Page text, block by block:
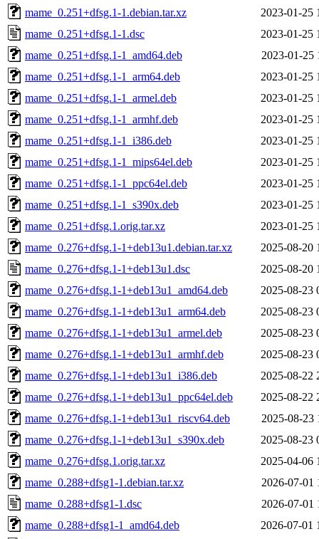
mame_0.251+dfsg.1-1.debian.tar.xz
2023-01-25
mame_0.251+dfsg.1-1.dsc
2023-01-25
mame_0.251+dfsg.1-1_amd64.deb
2023-01-25
mame_0.251+dfsg.1-1_arm64.deb
2023-01-25
mame_0.251+dfsg.1-1_armel.deb
2023-01-25
mame_0.251+dfsg.1-1_armhf.deb
2023-01-25
mame_0.251+dfsg.1-1_i386.deb
2023-01-25
mame_0.251+dfsg.1-1_mips64el.deb
2023-01-25
mame_0.251+dfsg.1-1_ppc64el.deb
2023-01-25
mame_0.251+dfsg.1-1_s390x.deb
2023-01-25
mame_0.251+dfsg.1.orig.tar.xz
2023-01-25
mame_0.276+dfsg.1-1+deb13u1.debian.tar.xz
2025-08-20
mame_0.276+dfsg.1-1+deb13u1.dsc
2025-08-20
mame_0.276+dfsg.1-1+deb13u1_amd64.deb
2025-08-23
mame_0.276+dfsg.1-1+deb13u1_arm64.deb
2025-08-23
mame_0.276+dfsg.1-1+deb13u1_armel.deb
2025-08-23
mame_0.276+dfsg.1-1+deb13u1_armhf.deb
2025-08-23
mame_0.276+dfsg.1-1+deb13u1_i386.deb
2025-08-22
mame_0.276+dfsg.1-1+deb13u1_ppc64el.deb
2025-08-22
mame_0.276+dfsg.1-1+deb13u1_riscv64.deb
2025-08-23
mame_0.276+dfsg.1-1+deb13u1_s390x.deb
2025-08-23
mame_0.276+dfsg.1.orig.tar.xz
2025-04-06
mame_0.288+dfsg1-1.debian.tar.xz
2026-07-01
mame_0.288+dfsg1-1.dsc
2026-07-01
mame_0.288+dfsg1-1_amd64.deb
2026-07-01